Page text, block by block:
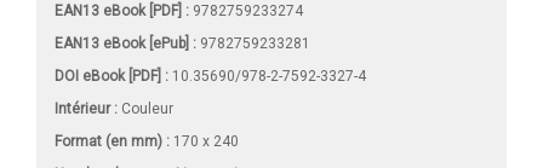
EAN13 eBook [PDF] : 9782759233274
EAN13 eBook [ePub] : 9782759233281
DOI eBook [PDF] : 10.35690/978-2-7592-3327-4
Intérieur : Couleur
Format (en mm) : 170 x 240